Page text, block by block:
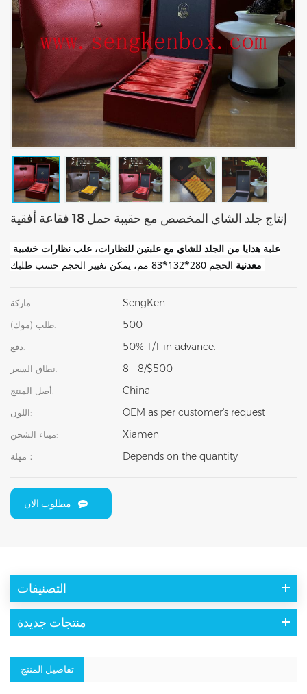
إنتاج جلد الشاي المخصص مع حقيبة حمل 18 فقاعة أفقية
معدنية
ماركة: SengKen
طلب (موك): 500
دفع: 50% T/T in advance.
نطاق السعر: 8 - 8/$500
أصل المنتج: China
اللون: OEM as per customer's request
ميناء الشحن: Xiamen
مهلة： Depends on the quantity
مطلوب الان
التصنيفات
منتجات جديدة
تفاصيل المنتج